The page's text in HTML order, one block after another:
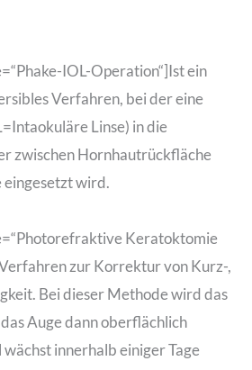
IOL-Operation“]Ist ein
Verfahren, bei der eine
Linse) in die
zwischen Hornhautrückfläche
wird.
Keratoktomie
zur Korrektur von Kurz-,
Bei dieser Methode wird das
Auge dann oberflächlich
innerhalb einiger Tage